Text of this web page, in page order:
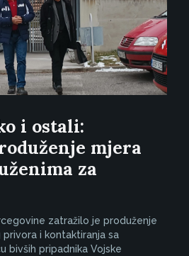
i ostali:
mjera
za
zatražilo je produženje
i kontaktiranja sa
bivših pripadnika Vojske